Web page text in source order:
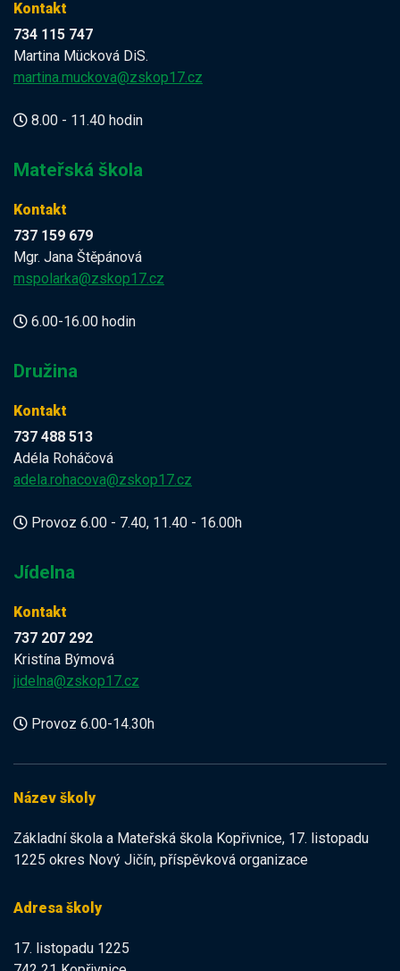
Kontakt
734 115 747
Martina Mücková DiS.
martina.muckova@zskop17.cz
8.00 - 11.40 hodin
Mateřská škola
Kontakt
737 159 679
Mgr. Jana Štěpánová
mspolarka@zskop17.cz
6.00-16.00 hodin
Družina
Kontakt
737 488 513
Adéla Roháčová
adela.rohacova@zskop17.cz
Provoz 6.00 - 7.40, 11.40 - 16.00h
Jídelna
Kontakt
737 207 292
Kristína Býmová
jidelna@zskop17.cz
Provoz 6.00-14.30h
Název školy
Základní škola a Mateřská škola Kopřivnice, 17. listopadu
1225 okres Nový Jičín, příspěvková organizace
Adresa školy
17. listopadu 1225